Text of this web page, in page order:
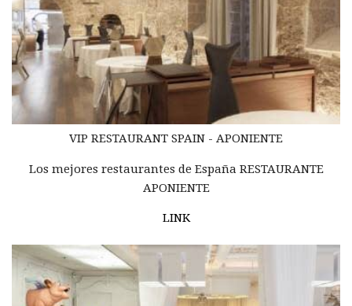
VIP RESTAURANT SPAIN - APONIENTE
Los mejores restaurantes de España RESTAURANTE
APONIENTE
LINK